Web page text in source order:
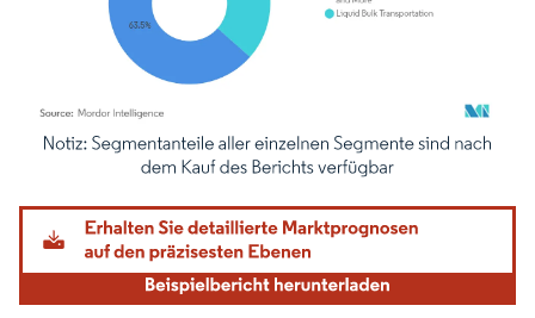
Bild © Mordor Intelligence. Wiederverwendung erfordert Namensnennung